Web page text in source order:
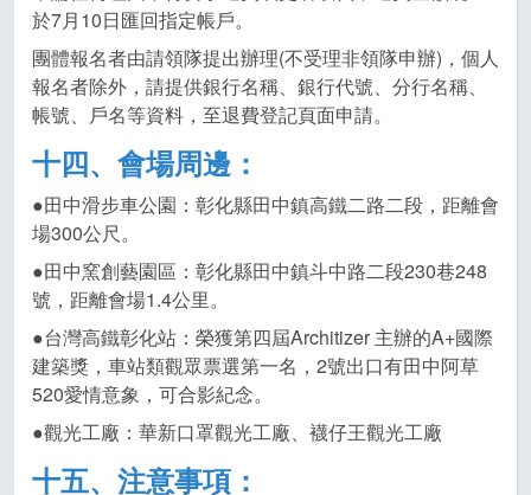
於7月10日匯回指定帳戶。
團體報名者由請領隊提出辦理(不受理非領隊申辦)，個人
報名者除外，請提供銀行名稱、銀行代號、分行名稱、
帳號、戶名等資料，至退費登記頁面申請。
十四、會場周邊：
●田中滑步車公園：彰化縣田中鎮高鐵二路二段，距離會
場300公尺。
●田中窯創藝園區：彰化縣田中鎮斗中路二段230巷248
號，距離會場1.4公里。
●台灣高鐵彰化站：榮獲第四屆Architizer 主辦的A+國際
建築獎，車站類觀眾票選第一名，2號出口有田中阿草
520愛情意象，可合影紀念。
●觀光工廠：華新口罩觀光工廠、襪仔王觀光工廠
十五、注意事項：